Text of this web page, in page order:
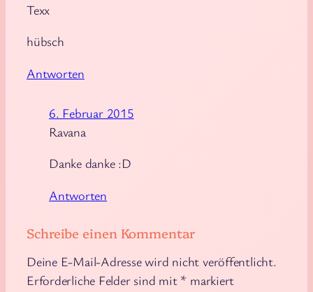
Texx
hübsch
Antworten
6. Februar 2015
Ravana
Danke danke :D
Antworten
Schreibe einen Kommentar
Deine E-Mail-Adresse wird nicht veröffentlicht.
Erforderliche Felder sind mit * markiert